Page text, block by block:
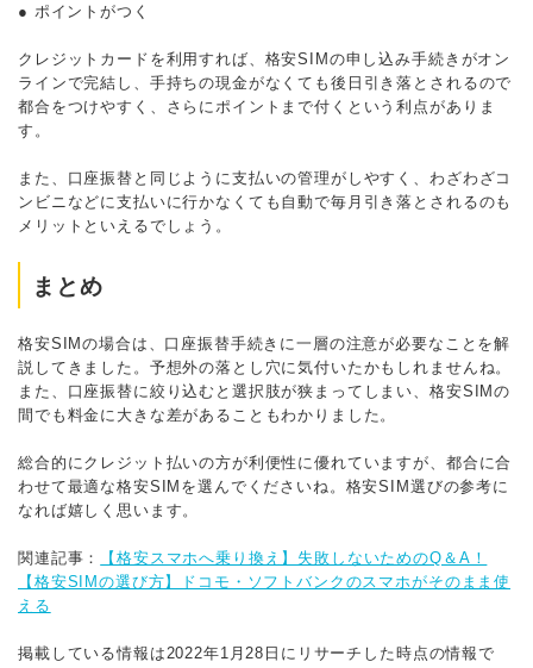
● ポイントがつく
クレジットカードを利用すれば、格安SIMの申し込み手続きがオン
ラインで完結し、手持ちの現金がなくても後日引き落とされるので
都合をつけやすく、さらにポイントまで付くという利点がありま
す。
また、口座振替と同じように支払いの管理がしやすく、わざわざコ
ンビニなどに支払いに行かなくても自動で毎月引き落とされるのも
メリットといえるでしょう。
まとめ
格安SIMの場合は、口座振替手続きに一層の注意が必要なことを解
説してきました。予想外の落とし穴に気付いたかもしれませんね。
また、口座振替に絞り込むと選択肢が狭まってしまい、格安SIMの
間でも料金に大きな差があることもわかりました。
総合的にクレジット払いの方が利便性に優れていますが、都合に合
わせて最適な格安SIMを選んでくださいね。格安SIM選びの参考に
なれば嬉しく思います。
関連記事：
【格安スマホへ乗り換え】失敗しないためのQ＆A！
【格安SIMの選び方】ドコモ・ソフトバンクのスマホがそのまま使
える
掲載している情報は2022年1月28日にリサーチした時点の情報で